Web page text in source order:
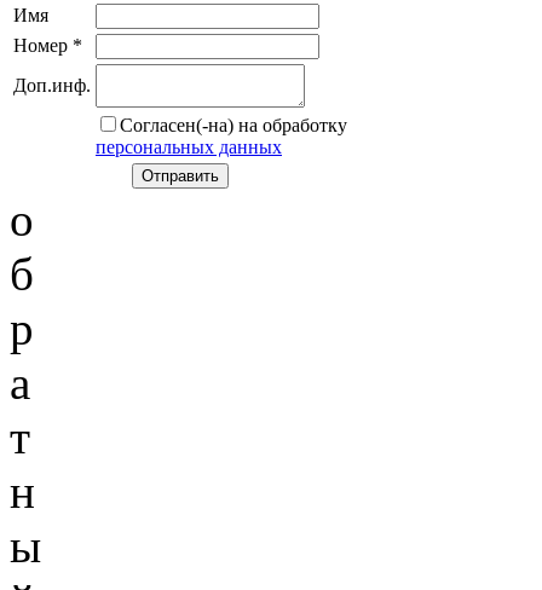
Имя
Номер *
Доп.инф.
Согласен(-на) на обработку
персональных данных
о
б
р
а
т
н
ы